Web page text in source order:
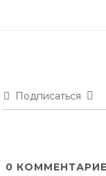
Подписаться
0